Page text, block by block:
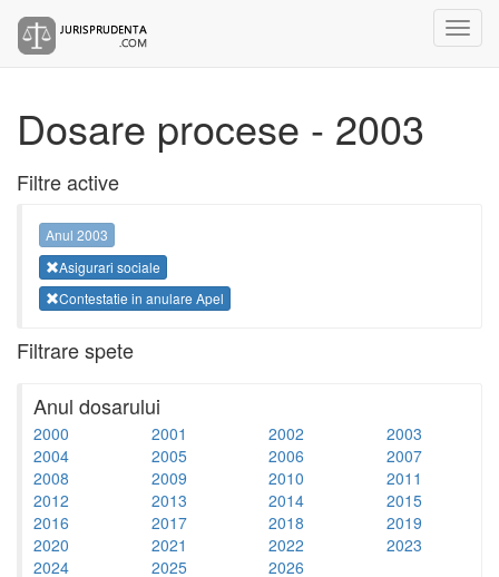
Dosare procese - 2003
Filtre active
Anul 2003
Asigurari sociale
Contestatie in anulare Apel
Filtrare spete
Anul dosarului
2000 2001 2002
2003
2004
2005 2006
2007
2008
2009 2010
2011
2012
2013 2014
2015
2016
2017 2018
2019
2020
2021 2022
2023
2024
2025 2026